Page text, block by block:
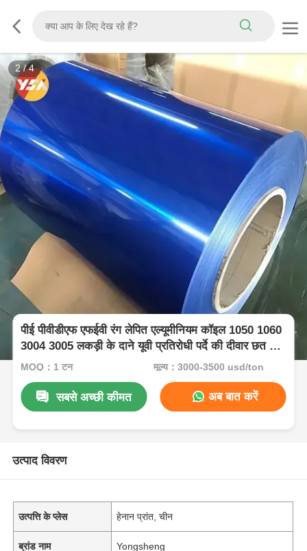
3/4
पीई पीवीडीएफ एफईवी रंग लेपित एल्यूमीनियम कॉइल 1050 1060
3004 3005 लकड़ी के दाने यूवी प्रतिरोधी पर्दे की दीवार छत के
लिए
MOQ：1 टन मूल्य：3000-3500 usd/ton
सबसे अच्छी कीमत अब बात करें
उत्पाद विवरण
उत्पत्ति के प्लेस हेनान प्रांत, चीन
ब्रांड नाम Yongsheng